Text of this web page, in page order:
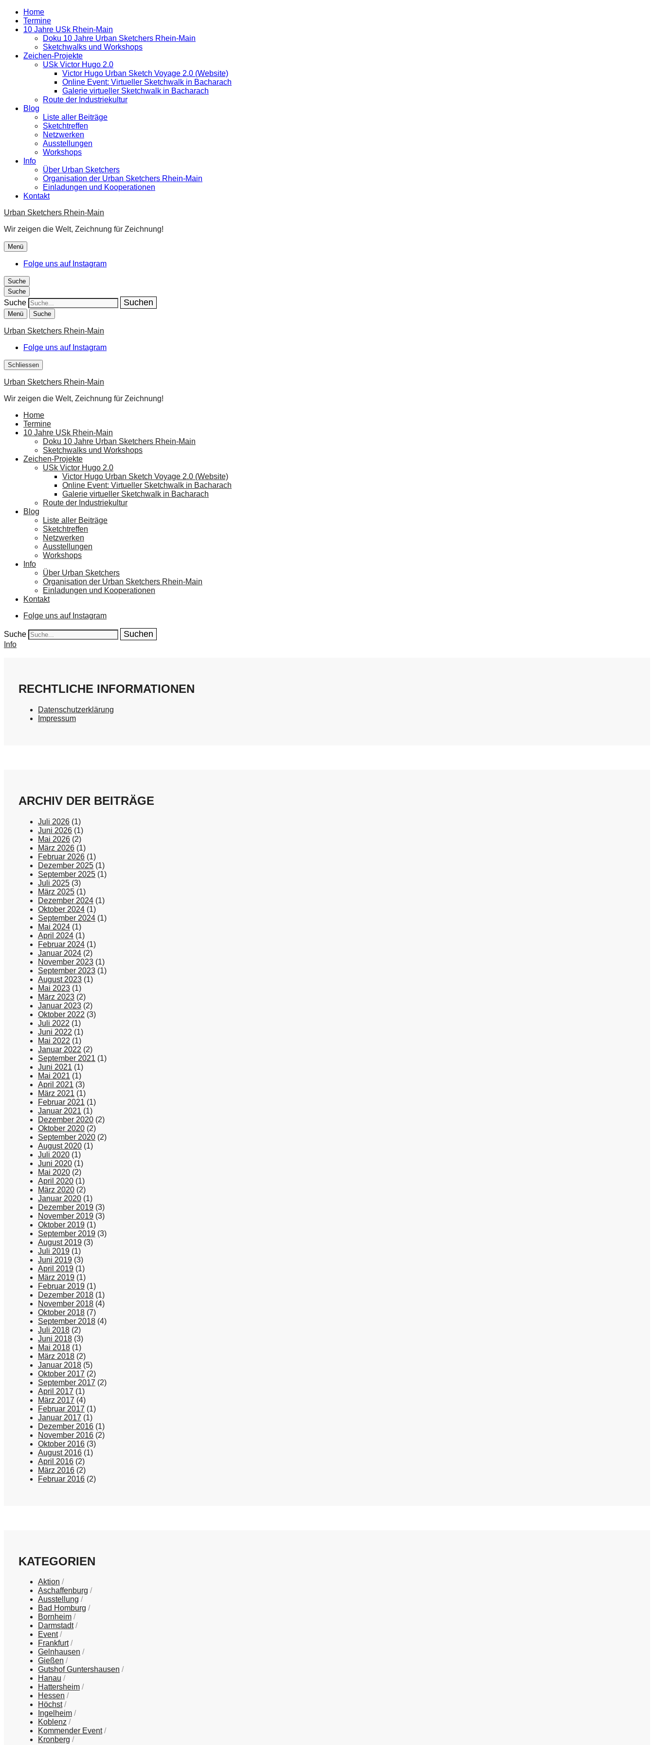
Home
Termine
10 Jahre USk Rhein-Main
Doku 10 Jahre Urban Sketchers Rhein-Main
Sketchwalks und Workshops
Zeichen-Projekte
USk Victor Hugo 2.0
Victor Hugo Urban Sketch Voyage 2.0 (Website)
Online Event: Virtueller Sketchwalk in Bacharach
Galerie virtueller Sketchwalk in Bacharach
Route der Industriekultur
Blog
Liste aller Beiträge
Sketchtreffen
Netzwerken
Ausstellungen
Workshops
Info
Über Urban Sketchers
Organisation der Urban Sketchers Rhein-Main
Einladungen und Kooperationen
Kontakt
Urban Sketchers Rhein-Main
Wir zeigen die Welt, Zeichnung für Zeichnung!
Menü
Folge uns auf Instagram
Suche
Suche
Suche
Menü Suche
Urban Sketchers Rhein-Main
Folge uns auf Instagram
Schliessen
Urban Sketchers Rhein-Main
Wir zeigen die Welt, Zeichnung für Zeichnung!
Home
Termine
10 Jahre USk Rhein-Main
Doku 10 Jahre Urban Sketchers Rhein-Main
Sketchwalks und Workshops
Zeichen-Projekte
USk Victor Hugo 2.0
Victor Hugo Urban Sketch Voyage 2.0 (Website)
Online Event: Virtueller Sketchwalk in Bacharach
Galerie virtueller Sketchwalk in Bacharach
Route der Industriekultur
Blog
Liste aller Beiträge
Sketchtreffen
Netzwerken
Ausstellungen
Workshops
Info
Über Urban Sketchers
Organisation der Urban Sketchers Rhein-Main
Einladungen und Kooperationen
Kontakt
Folge uns auf Instagram
Suche
Info
RECHTLICHE INFORMATIONEN
Datenschutzerklärung
Impressum
ARCHIV DER BEITRÄGE
Juli 2026 (1)
Juni 2026 (1)
Mai 2026 (2)
März 2026 (1)
Februar 2026 (1)
Dezember 2025 (1)
September 2025 (1)
Juli 2025 (3)
März 2025 (1)
Dezember 2024 (1)
Oktober 2024 (1)
September 2024 (1)
Mai 2024 (1)
April 2024 (1)
Februar 2024 (1)
Januar 2024 (2)
November 2023 (1)
September 2023 (1)
August 2023 (1)
Mai 2023 (1)
März 2023 (2)
Januar 2023 (2)
Oktober 2022 (3)
Juli 2022 (1)
Juni 2022 (1)
Mai 2022 (1)
Januar 2022 (2)
September 2021 (1)
Juni 2021 (1)
Mai 2021 (1)
April 2021 (3)
März 2021 (1)
Februar 2021 (1)
Januar 2021 (1)
Dezember 2020 (2)
Oktober 2020 (2)
September 2020 (2)
August 2020 (1)
Juli 2020 (1)
Juni 2020 (1)
Mai 2020 (2)
April 2020 (1)
März 2020 (2)
Januar 2020 (1)
Dezember 2019 (3)
November 2019 (3)
Oktober 2019 (1)
September 2019 (3)
August 2019 (3)
Juli 2019 (1)
Juni 2019 (3)
April 2019 (1)
März 2019 (1)
Februar 2019 (1)
Dezember 2018 (1)
November 2018 (4)
Oktober 2018 (7)
September 2018 (4)
Juli 2018 (2)
Juni 2018 (3)
Mai 2018 (1)
März 2018 (2)
Januar 2018 (5)
Oktober 2017 (2)
September 2017 (2)
April 2017 (1)
März 2017 (4)
Februar 2017 (1)
Januar 2017 (1)
Dezember 2016 (1)
November 2016 (2)
Oktober 2016 (3)
August 2016 (1)
April 2016 (2)
März 2016 (2)
Februar 2016 (2)
KATEGORIEN
Aktion
Aschaffenburg
Ausstellung
Bad Homburg
Bornheim
Darmstadt
Event
Frankfurt
Gelnhausen
Gießen
Gutshof Guntershausen
Hanau
Hattersheim
Hessen
Höchst
Ingelheim
Koblenz
Kommender Event
Kronberg